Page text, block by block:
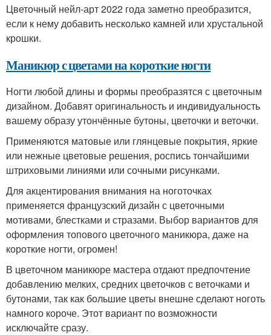
Цветочный нейл-арт 2022 года заметно преобразится,
если к нему добавить несколько камней или хрустальной
крошки.
Маникюр с цветами на короткие ногти
Ногти любой длины и формы преобразятся с цветочным
дизайном. Добавят оригинальность и индивидуальность
вашему образу утончённые бутоны, цветочки и веточки.
Применяются матовые или глянцевые покрытия, яркие
или нежные цветовые решения, роспись тончайшими
штриховыми линиями или сочными рисунками.
Для акцентирования внимания на ноготочках
применяется французский дизайн с цветочными
мотивами, блестками и стразами. Выбор вариантов для
оформления топового цветочного маникюра, даже на
короткие ногти, огромен!
В цветочном маникюре мастера отдают предпочтение
добавлению мелких, средних цветочков с веточками и
бутонами, так как большие цветы внешне сделают ноготь
намного короче. Этот вариант по возможности
исключайте сразу.